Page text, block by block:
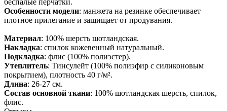
беспалые перчатки.
Особенности модели: манжета на резинке обеспечивает
плотное прилегание и защищает от продувания.
Материал: 100% шерсть шотландская.
Накладка: спилок кожевенный натуральный.
Подкладка: флис (100% полиэстер).
Утеплитель: Тинсулейт (100% полиэфир с силиконовым
покрытием), плотность 40 г/м².
Длина: 26-27 см.
Состав основной ткани: 100% шотландская шерсть, спилок,
флис.